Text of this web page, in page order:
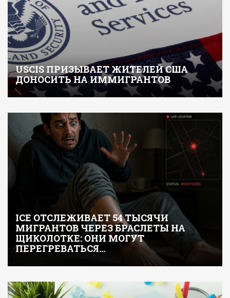
USCIS ПРИЗЫВАЕТ ЖИТЕЛЕЙ США
ДОНОСИТЬ НА ИММИГРАНТОВ
ICE ОТСЛЕЖИВАЕТ 54 ТЫСЯЧИ
МИГРАНТОВ ЧЕРЕЗ БРАСЛЕТЫ НА
ЩИКОЛОТКЕ: ОНИ МОГУТ
ПЕРЕГРЕВАТЬСЯ…